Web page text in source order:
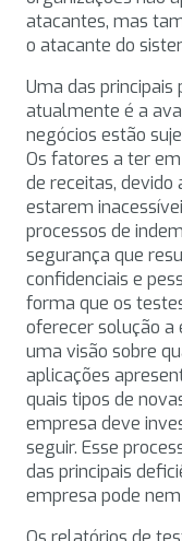
atacantes, mas
o atacante do
Uma das
atualmente é a
negócios estão
Os fatores a ter
de receitas, devido
estarem
processos de
segurança que
confidenciais e
forma que os
oferecer solução a
uma visão sobre
aplicações
quais tipos de
empresa deve
seguir. Esse
das principais
empresa pode